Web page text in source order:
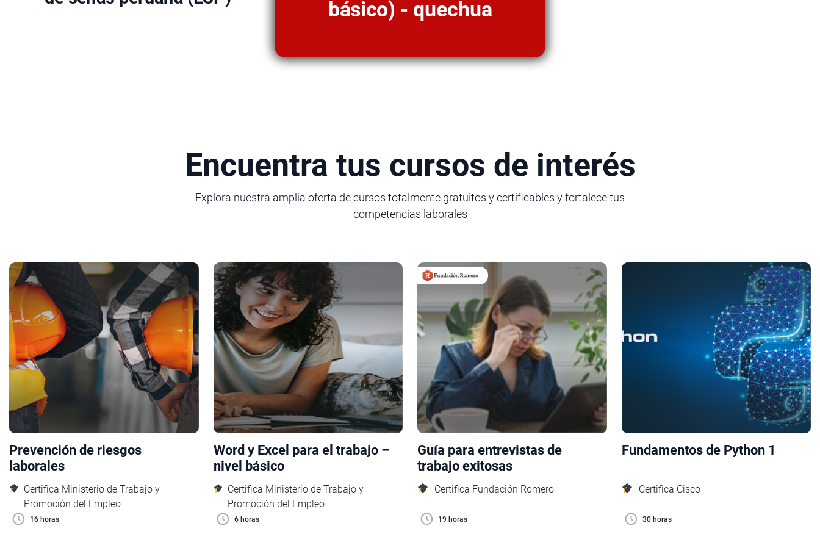
básico) - quechua
Encuentra tus cursos de interés
Explora nuestra amplia oferta de cursos totalmente gratuitos y certificables y fortalece tus
competencias laborales
Prevención de riesgos
laborales
Certifica Ministerio de Trabajo y
Promoción del Empleo
16 horas
Word y Excel para el trabajo –
nivel básico
Certifica Ministerio de Trabajo y
Promoción del Empleo
6 horas
Guía para entrevistas de
trabajo exitosas
Certifica Fundación Romero
19 horas
Fundamentos de Python 1
Certifica Cisco
30 horas